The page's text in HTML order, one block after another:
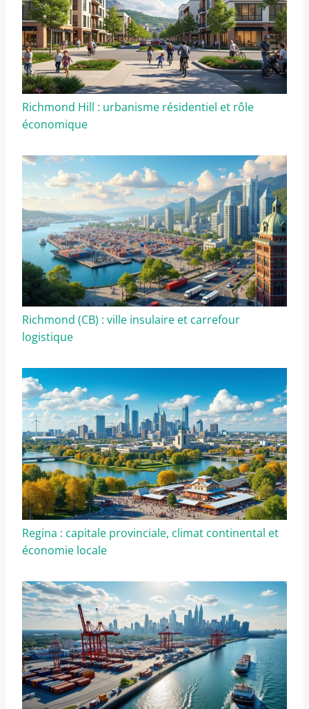
Richmond Hill : urbanisme résidentiel et rôle
économique
Richmond (CB) : ville insulaire et carrefour
logistique
Regina : capitale provinciale, climat continental et
économie locale